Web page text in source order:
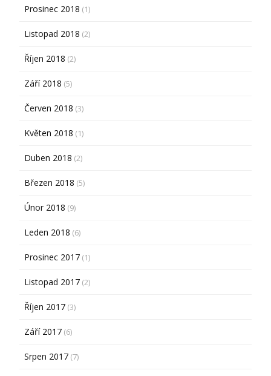
Prosinec 2018 (1)
Listopad 2018 (2)
Říjen 2018 (2)
Září 2018 (5)
Červen 2018 (3)
Květen 2018 (1)
Duben 2018 (2)
Březen 2018 (5)
Únor 2018 (9)
Leden 2018 (6)
Prosinec 2017 (1)
Listopad 2017 (2)
Říjen 2017 (3)
Září 2017 (6)
Srpen 2017 (7)